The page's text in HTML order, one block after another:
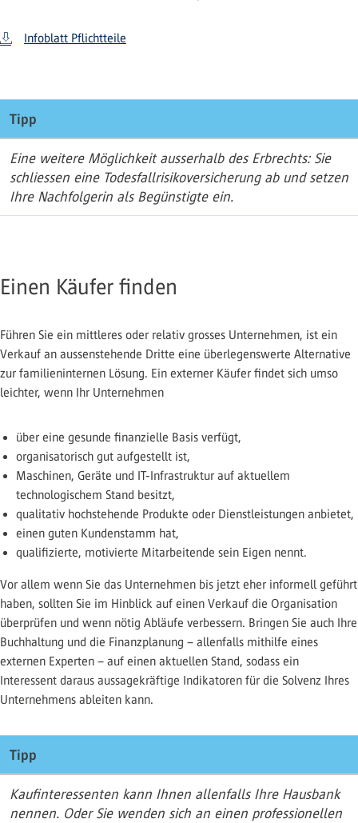
Infoblatt Pflichtteile
Tipp
Eine weitere Möglichkeit ausserhalb des Erbrechts: Sie
schliessen eine Todesfallrisikoversicherung ab und setzen
Ihre Nachfolgerin als Begünstigte ein.
Einen Käufer finden
Führen Sie ein mittleres oder relativ grosses Unternehmen, ist ein
Verkauf an aussenstehende Dritte eine überlegenswerte Alternative
zur familieninternen Lösung. Ein externer Käufer findet sich umso
leichter, wenn Ihr Unternehmen
über eine gesunde finanzielle Basis verfügt,
organisatorisch gut aufgestellt ist,
Maschinen, Geräte und IT-Infrastruktur auf aktuellem
technologischem Stand besitzt,
qualitativ hochstehende Produkte oder Dienstleistungen anbietet,
einen guten Kundenstamm hat,
qualifizierte, motivierte Mitarbeitende sein Eigen nennt.
Vor allem wenn Sie das Unternehmen bis jetzt eher informell geführt
haben, sollten Sie im Hinblick auf einen Verkauf die Organisation
überprüfen und wenn nötig Abläufe verbessern. Bringen Sie auch Ihre
Buchhaltung und die Finanzplanung – allenfalls mithilfe eines
externen Experten – auf einen aktuellen Stand, sodass ein
Interessent daraus aussagekräftige Indikatoren für die Solvenz Ihres
Unternehmens ableiten kann.
Tipp
Kaufinteressenten kann Ihnen allenfalls Ihre Hausbank
nennen. Oder Sie wenden sich an einen professionellen